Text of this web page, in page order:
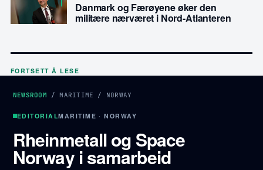
Danmark og Færøyene øker den
militære nærværet i Nord-Atlanteren
FORTSETT Å LESE
NEWSROOM /MARITIME / NORWAY
EDITORIALMARITIME · NORWAY
Rheinmetall og Space
Norway i samarbeid